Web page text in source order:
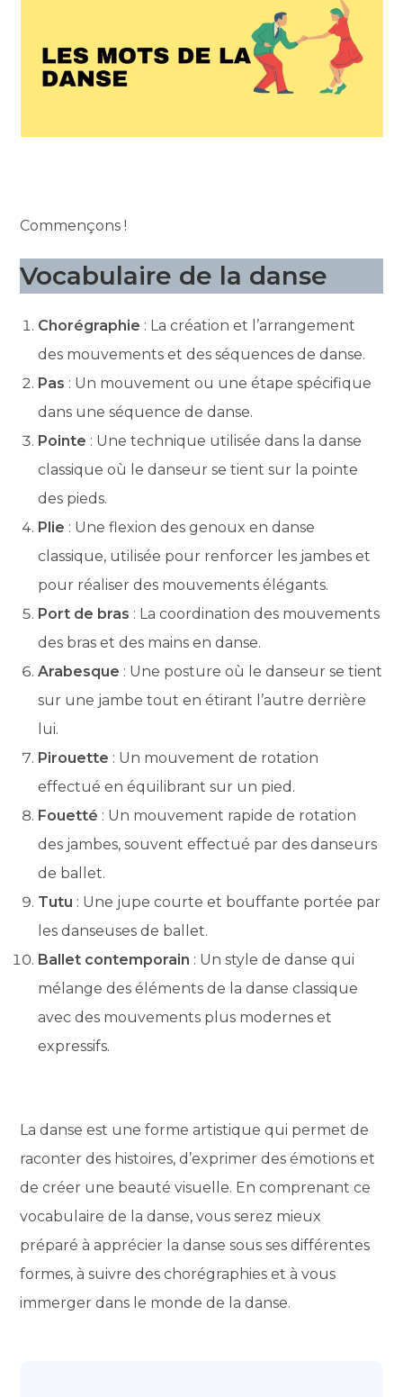
Commençons !
Vocabulaire de la danse
Chorégraphie : La création et l’arrangement
des mouvements et des séquences de danse.
Pas : Un mouvement ou une étape spécifique
dans une séquence de danse.
Pointe : Une technique utilisée dans la danse
classique où le danseur se tient sur la pointe
des pieds.
Plie : Une flexion des genoux en danse
classique, utilisée pour renforcer les jambes et
pour réaliser des mouvements élégants.
Port de bras : La coordination des mouvements
des bras et des mains en danse.
Arabesque : Une posture où le danseur se tient
sur une jambe tout en étirant l’autre derrière
lui.
Pirouette : Un mouvement de rotation
effectué en équilibrant sur un pied.
Fouetté : Un mouvement rapide de rotation
des jambes, souvent effectué par des danseurs
de ballet.
Tutu : Une jupe courte et bouffante portée par
les danseuses de ballet.
Ballet contemporain : Un style de danse qui
mélange des éléments de la danse classique
avec des mouvements plus modernes et
expressifs.
La danse est une forme artistique qui permet de
raconter des histoires, d’exprimer des émotions et
de créer une beauté visuelle. En comprenant ce
vocabulaire de la danse, vous serez mieux
préparé à apprécier la danse sous ses différentes
formes, à suivre des chorégraphies et à vous
immerger dans le monde de la danse.